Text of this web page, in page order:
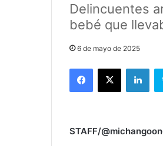
Delincuentes
bebé que
6 de mayo de 2025
Facebook
X
STAFF/